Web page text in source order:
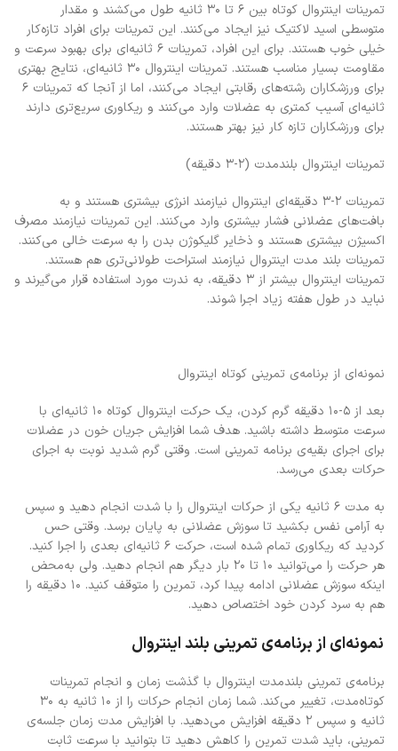
تمرینات اینتروال کوتاه بین ۶ تا ۳۰ ثانیه طول می‌کشند و مقدار
متوسطی اسید لاکتیک نیز ایجاد می‌کنند. این تمرینات برای افراد تازه‌کار
خیلی خوب هستند. برای این افراد، تمرینات ۶ ثانیه‌ای برای بهبود سرعت و
مقاومت بسیار مناسب هستند. تمرینات اینتروال ۳۰ ثانیه‌ای، نتایج بهتری
برای ورزشکاران رشته‌های رقابتی ایجاد می‌کنند، اما از آنجا که تمرینات ۶
ثانیه‌ای آسیب کمتری به عضلات وارد می‌کنند و ریکاوری سریع‌تری دارند
برای ورزشکاران تازه‌ کار نیز بهتر هستند.
تمرینات اینتروال بلندمدت (۲-۳ دقیقه)
تمرینات ۲-۳ دقیقه‌ای اینتروال نیازمند انرژی بیشتری هستند و به
بافت‌های عضلانی فشار بیشتری وارد می‌کنند. این تمرینات نیازمند مصرف
اکسیژن بیشتری هستند و ذخایر گلیکوژن بدن را به‌ سرعت خالی می‌کنند.
تمرینات بلند مدت اینتروال نیازمند استراحت طولانی‌تری هم هستند.
تمرینات اینتروال بیشتر از ۳ دقیقه، به‌ ندرت مورد استفاده قرار می‌گیرند و
نباید در طول هفته زیاد اجرا شوند.
نمونه‌ای از برنامه‌ی تمرینی کوتاه اینتروال
بعد از ۵-۱۰ دقیقه گرم کردن، یک حرکت اینتروال کوتاه ۱۰ ثانیه‌ای با
سرعت متوسط داشته باشید. هدف شما افزایش جریان خون در عضلات
برای اجرای بقیه‌ی برنامه‌ تمرینی است. وقتی گرم شدید نوبت به اجرای
حرکات بعدی می‌رسد.
به مدت ۶ ثانیه یکی از حرکات اینتروال را با شدت انجام دهید و سپس
به‌ آرامی نفس بکشید تا سوزش عضلانی به پایان برسد. وقتی حس
کردید که ریکاوری تمام شده است، حرکت ۶ ثانیه‌ای بعدی را اجرا کنید.
هر حرکت را می‌توانید ۱۰ تا ۲۰ بار دیگر هم انجام دهید. ولی به‌محض
اینکه سوزش عضلانی ادامه پیدا کرد، تمرین را متوقف کنید. ۱۰ دقیقه را
هم به سرد کردن خود اختصاص دهید.
نمونه‌ای از برنامه‌ی تمرینی بلند اینتروال
برنامه‌ی تمرینی بلندمدت اینتروال با گذشت زمان و انجام تمرینات
کوتاه‌مدت، تغییر می‌کند. شما زمان انجام حرکات را از ۱۰ ثانیه به ۳۰
ثانیه و سپس ۲ دقیقه افزایش می‌دهید. با افزایش مدت زمان جلسه‌ی
تمرینی، باید شدت تمرین را کاهش دهید تا بتوانید با سرعت ثابت